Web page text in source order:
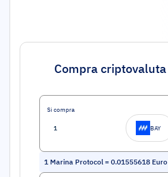
Compra criptovaluta
Si compra
BAY
1 Marina Protocol= 0.01555618 Euro